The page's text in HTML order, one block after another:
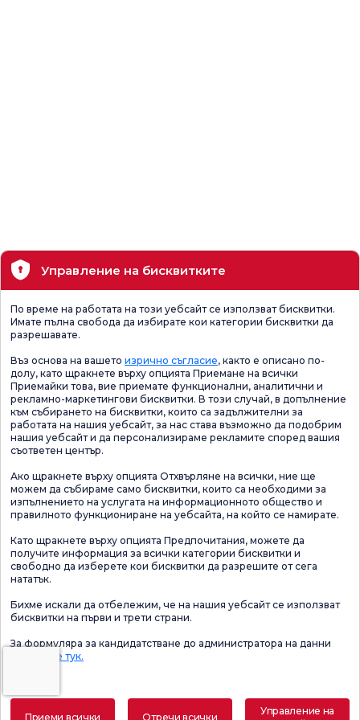
Управление на бисквитките
По време на работата на този уебсайт се използват бисквитки.
Имате пълна свобода да избирате кои категории бисквитки да
разрешавате.
Въз основа на вашето изрично съгласие, както е описано по-
долу, като щракнете върху опцията Приемане на всички
Приемайки това, вие приемате функционални, аналитични и
рекламно-маркетингови бисквитки. В този случай, в допълнение
към събирането на бисквитки, които са задължителни за
работата на нашия уебсайт, за нас става възможно да подобрим
нашия уебсайт и да персонализираме рекламите според вашия
съответен център.
Ако щракнете върху опцията Отхвърляне на всички, ние ще
можем да събираме само бисквитки, които са необходими за
изпълнението на услугата на информационното общество и
правилното функциониране на уебсайта, на който се намирате.
Като щракнете върху опцията Предпочитания, можете да
получите информация за всички категории бисквитки и
свободно да изберете кои бисквитки да разрешите от сега
нататък.
Бихме искали да отбележим, че на нашия уебсайт се използват
бисквитки на първи и трети страни.
За формуляра за кандидатстване до администратора на данни
Щракнете тук.
Приеми всички Отречи всички
Управление на